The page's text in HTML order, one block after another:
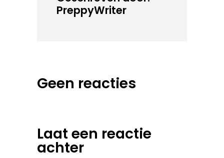
PreppyWriter
Geen reacties
Laat een reactie
achter